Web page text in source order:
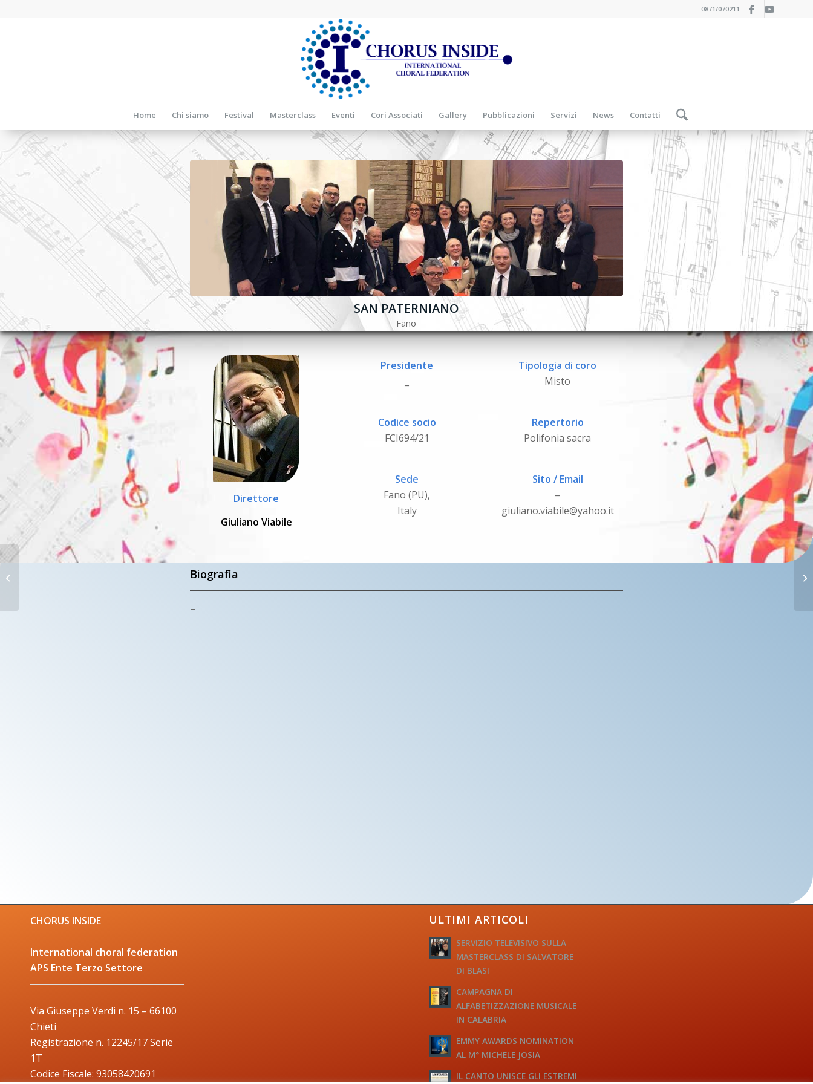
0871/070211
Home Chi siamo Festival Masterclass Eventi Cori Associati Gallery Pubblicazioni Servizi News Contatti
SAN PATERNIANO
Fano
Direttore
Giuliano Viabile
Presidente
Codice socio
FCI694/21
Sede
Fano (PU),
Italy
Tipologia di coro
Misto
Repertorio
Polifonia sacra
Sito / Email
–
giuliano.viabile@yahoo.it
Biografia
–
CHORUS INSIDE
International choral federation
APS Ente Terzo Settore
Via Giuseppe Verdi n. 15 – 66100
Chieti
Registrazione n. 12245/17 Serie
1T
Codice Fiscale: 93058420691
ULTIMI ARTICOLI
SERVIZIO TELEVISIVO SULLA
MASTERCLASS DI SALVATORE
DI BLASI
CAMPAGNA DI
ALFABETIZZAZIONE MUSICALE
IN CALABRIA
EMMY AWARDS NOMINATION
AL M° MICHELE JOSIA
IL CANTO UNISCE GLI ESTREMI
CORO 1506